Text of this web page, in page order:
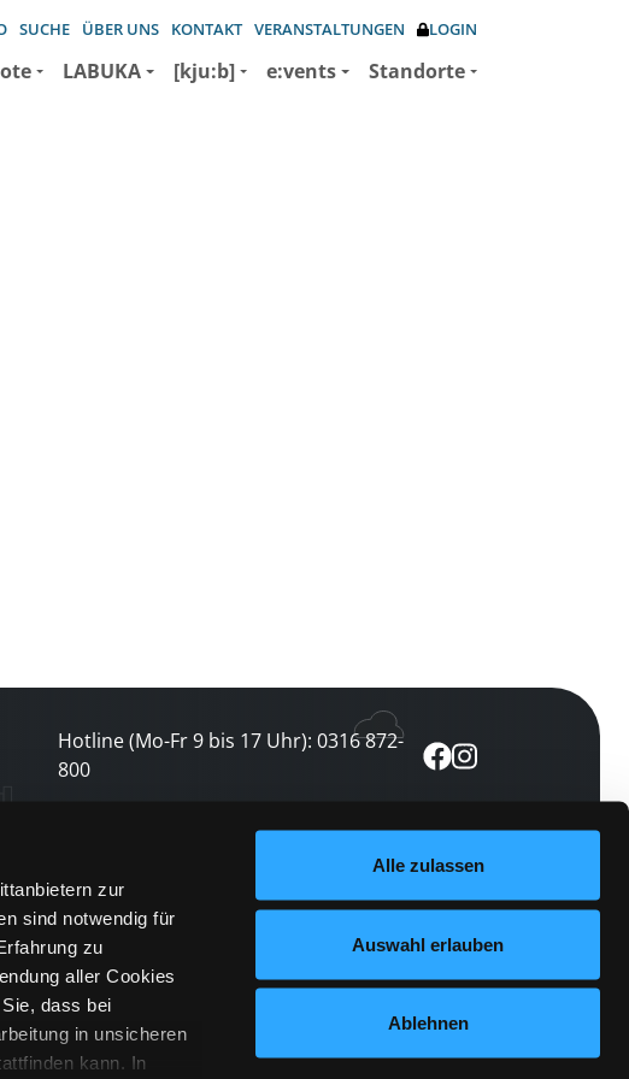
zur
sind notwendig für
zu
aller Cookies
dass bei
in unsicheren
kann. In
Alle zulassen
Auswahl erlauben
Ablehnen
SUCHE ÜBER UNS KONTAKT VERANSTALTUNGEN LOGIN
LABUKA [kju:b] e:vents Standorte
Hotline (Mo-Fr 9 bis 17 Uhr): 0316 872-
800
Newsletter abonnieren
und keine Veranstaltung verpassen
jetzt abonnieren